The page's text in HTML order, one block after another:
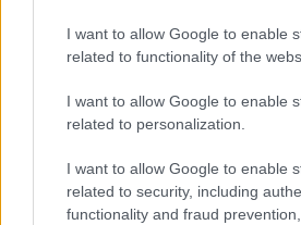
I want to allow Google to enable
related to functionality of the
I want to allow Google to enable
related to personalization.
I want to allow Google to enable
related to security, including
functionality and fraud